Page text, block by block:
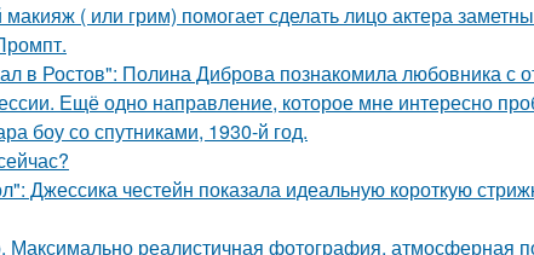
( или грим) помогает сделать лицо актера
в Ростов": Полина Диброва познакомила любовника с
Ещё одно направление, которое мне интересно
боу со спутниками, 1930-й год.
Джессика честейн показала идеальную короткую
реалистичная фотография, атмосферная